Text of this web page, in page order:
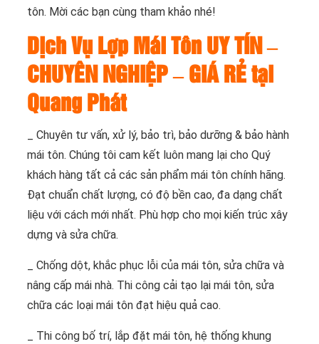
tôn. Mời các bạn cùng tham khảo nhé!
Dịch Vụ Lợp Mái Tôn UY TÍN –
CHUYÊN NGHIỆP – GIÁ RẺ tại
Quang Phát
_ Chuyên tư vấn, xử lý, bảo trì, bảo dưỡng & bảo hành
mái tôn. Chúng tôi cam kết luôn mang lại cho Quý
khách hàng tất cả các sản phẩm mái tôn chính hãng.
Đạt chuẩn chất lượng, có độ bền cao, đa dạng chất
liệu với cách mới nhất. Phù hợp cho mọi kiến trúc xây
dựng và sửa chữa.
_ Chống dột, khắc phục lỗi của mái tôn, sửa chữa và
nâng cấp mái nhà. Thi công cải tạo lại mái tôn, sửa
chữa các loại mái tôn đạt hiệu quả cao.
_ Thi công bố trí, lắp đặt mái tôn, hệ thống khung